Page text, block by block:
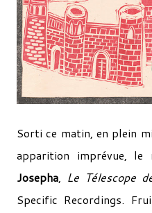
Sorti ce matin, en plein
apparition imprévue, le
Josepha, Le Télescope
Specific Recordings.